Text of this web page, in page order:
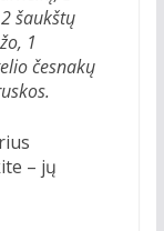
šaukštų
1
česnakų
– jų